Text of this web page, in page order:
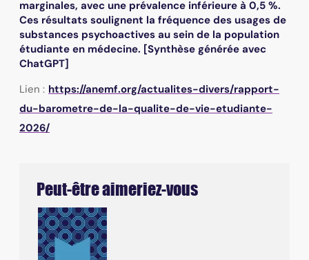
marginales, avec une prévalence inférieure à 0,5 %.
Ces résultats soulignent la fréquence des usages de
substances psychoactives au sein de la population
étudiante en médecine. [Synthèse générée avec
ChatGPT]
Lien : https://anemf.org/actualites-divers/rapport-
du-barometre-de-la-qualite-de-vie-etudiante-
2026/
Peut-être aimeriez-vous